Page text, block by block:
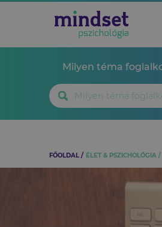
Milyen téma
FŐOLDAL ÉLET & PSZICHOLÓGIA